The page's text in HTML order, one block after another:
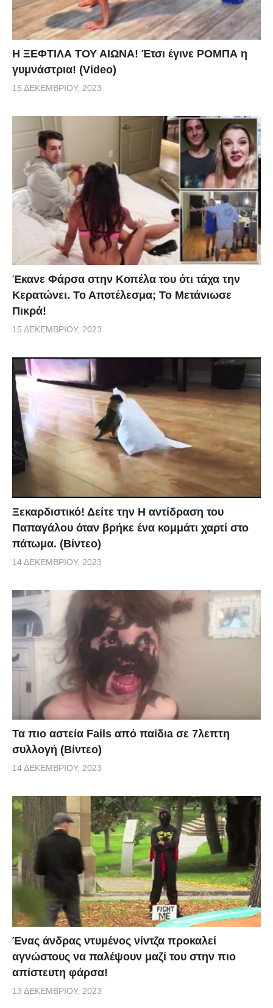
Η ΞΕΦΤΙΛΑ ΤΟΥ ΑΙΩΝΑ! Έτσι έγινε ΡΟΜΠΑ η
γυμνάστρια! (Video)
15 ΔΕΚΕΜΒΡΊΟΥ, 2023
Έκανε Φάρσα στην Κοπέλα του ότι τάχα την
Κερατώνει. Το Αποτέλεσμα; Το Μετάνιωσε
Πικρά!
15 ΔΕΚΕΜΒΡΊΟΥ, 2023
Ξεκαρδιστικό! Δείτε την Η αντίδραση του
Παπαγάλου όταν βρήκε ένα κομμάτι χαρτί στο
πάτωμα. (Βίντεο)
14 ΔΕΚΕΜΒΡΊΟΥ, 2023
Τα πιο αστεία Fails από παiδιa σε 7λεπτη
συλλογή (Βίντεο)
14 ΔΕΚΕΜΒΡΊΟΥ, 2023
Ένας άνδρας ντυμένος νίντζα προκαλεί
αγνώστους να παλέψουν μαζί του στην πιο
απίστευτη φάρσα!
13 ΔΕΚΕΜΒΡΊΟΥ, 2023